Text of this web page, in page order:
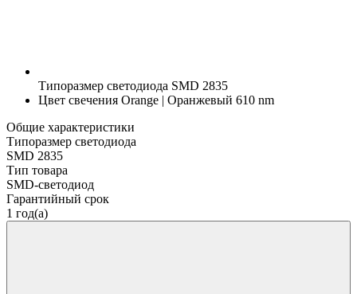
Типоразмер светодиода SMD 2835
Цвет свечения Orange | Оранжевый 610 nm
Общие характеристики
Типоразмер светодиода
SMD 2835
Тип товара
SMD-светодиод
Гарантийный срок
1 год(а)